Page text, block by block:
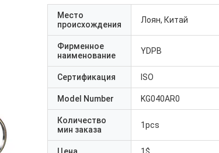
Место
происхождения
Лоян, Китай
Фирменное
наименование
YDPB
Сертификация ISO
Model Number KG040AR0
Количество
мин заказа
1pcs